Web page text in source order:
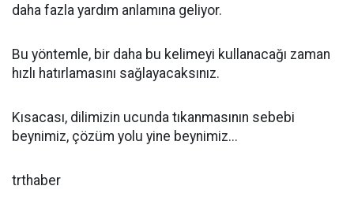
daha fazla yardım anlamına geliyor.
Bu yöntemle, bir daha bu kelimeyi kullanacağı zaman
hızlı hatırlamasını sağlayacaksınız.
Kısacası, dilimizin ucunda tıkanmasının sebebi
beynimiz, çözüm yolu yine beynimiz...
trthaber